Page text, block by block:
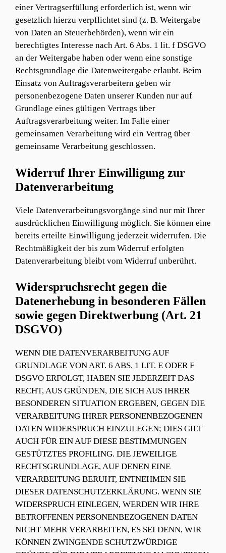
einer Vertragserfüllung erforderlich ist, wenn wir
gesetzlich hierzu verpflichtet sind (z. B. Weitergabe
von Daten an Steuerbehörden), wenn wir ein
berechtigtes Interesse nach Art. 6 Abs. 1 lit. f DSGVO
an der Weitergabe haben oder wenn eine sonstige
Rechtsgrundlage die Datenweitergabe erlaubt. Beim
Einsatz von Auftragsverarbeitern geben wir
personenbezogene Daten unserer Kunden nur auf
Grundlage eines gültigen Vertrags über
Auftragsverarbeitung weiter. Im Falle einer
gemeinsamen Verarbeitung wird ein Vertrag über
gemeinsame Verarbeitung geschlossen.
Widerruf Ihrer Einwilligung zur
Datenverarbeitung
Viele Datenverarbeitungsvorgänge sind nur mit Ihrer
ausdrücklichen Einwilligung möglich. Sie können eine
bereits erteilte Einwilligung jederzeit widerrufen. Die
Rechtmäßigkeit der bis zum Widerruf erfolgten
Datenverarbeitung bleibt vom Widerruf unberührt.
Widerspruchsrecht gegen die
Datenerhebung in besonderen Fällen
sowie gegen Direktwerbung (Art. 21
DSGVO)
WENN DIE DATENVERARBEITUNG AUF
GRUNDLAGE VON ART. 6 ABS. 1 LIT. E ODER F
DSGVO ERFOLGT, HABEN SIE JEDERZEIT DAS
RECHT, AUS GRÜNDEN, DIE SICH AUS IHRER
BESONDEREN SITUATION ERGEBEN, GEGEN DIE
VERARBEITUNG IHRER PERSONENBEZOGENEN
DATEN WIDERSPRUCH EINZULEGEN; DIES GILT
AUCH FÜR EIN AUF DIESE BESTIMMUNGEN
GESTÜTZTES PROFILING. DIE JEWEILIGE
RECHTSGRUNDLAGE, AUF DENEN EINE
VERARBEITUNG BERUHT, ENTNEHMEN SIE
DIESER DATENSCHUTZERKLÄRUNG. WENN SIE
WIDERSPRUCH EINLEGEN, WERDEN WIR IHRE
BETROFFENEN PERSONENBEZOGENEN DATEN
NICHT MEHR VERARBEITEN, ES SEI DENN, WIR
KÖNNEN ZWINGENDE SCHUTZWÜRDIGE